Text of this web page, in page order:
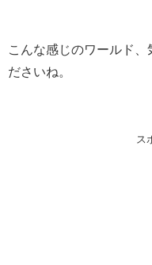
こんな感じのワールド
ださいね。
ス